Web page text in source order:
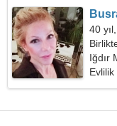
40
var
Iğdır
Evlilik